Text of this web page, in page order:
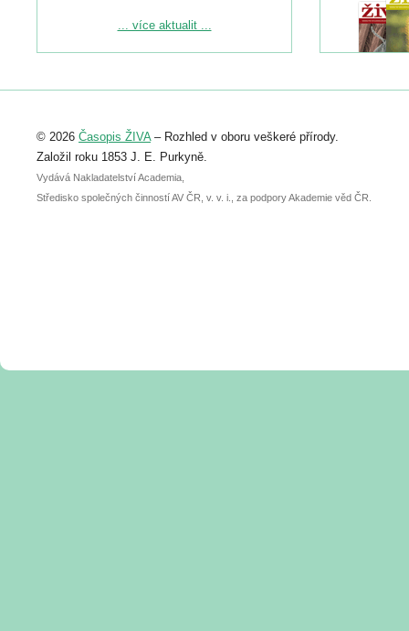
Podrobnější informace ke konferenci
Registrovat se můžete do 6. září.
abstraktu přihlášené přednášky nebo
posteru je už 30. června.
... více aktualit ...
© 2026 Časopis ŽIVA– Rozhled v oboru veškeré přírody.
Založil roku 1853 J. E. Purkyně.
Vydává Nakladatelství Academia,
Středisko společných činností AV ČR, v. v. i., za podpory Akademie věd ČR.